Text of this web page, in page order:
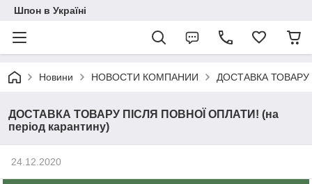
Шпон в Україні
Новини НОВОСТИ КОМПАНИИ ДОСТАВКА ТОВАРУ
ДОСТАВКА ТОВАРУ ПІСЛЯ ПОВНОЇ ОПЛАТИ! (на
період карантину)
24.12.2020